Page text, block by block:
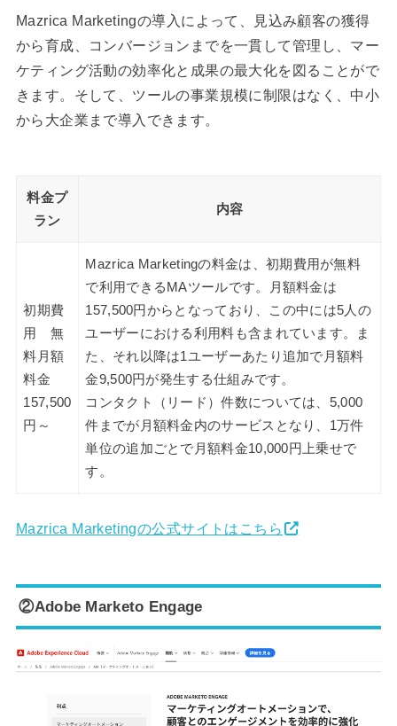
Mazrica Marketingの導入によって、見込み顧客の獲得
から育成、コンバージョンまでを一貫して管理し、マー
ケティング活動の効率化と成果の最大化を図ることがで
きます。そして、ツールの事業規模に制限はなく、中小
から大企業まで導入できます。
料金プ
ラン
内容
初期費
用 無
料月額
料金
157,500
円～
Mazrica Marketingの料金は、初期費用が無料
で利用できるMAツールです。月額料金は
157,500円からとなっており、この中には5人の
ユーザーにおける利用料も含まれています。ま
た、それ以降は1ユーザーあたり追加で月額料
金9,500円が発生する仕組みです。
コンタクト（リード）件数については、5,000
件までが月額料金内のサービスとなり、1万件
単位の追加ごとで月額料金10,000円上乗せで
す。
Mazrica Marketingの公式サイトはこちら
②Adobe Marketo Engage